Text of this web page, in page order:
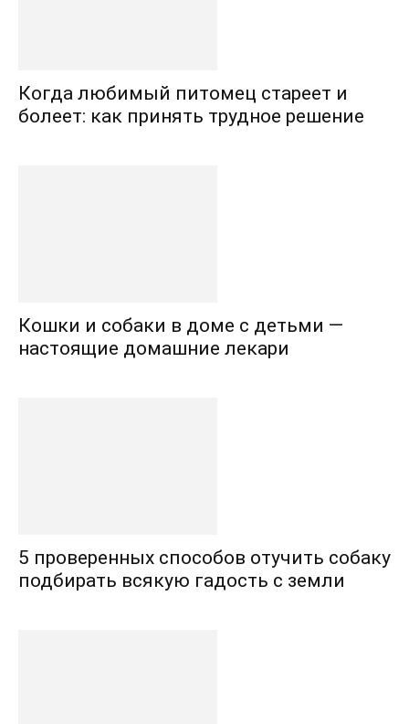
Когда любимый питомец стареет и
болеет: как принять трудное решение
Кошки и собаки в доме с детьми —
настоящие домашние лекари
5 проверенных способов отучить собаку
подбирать всякую гадость с земли